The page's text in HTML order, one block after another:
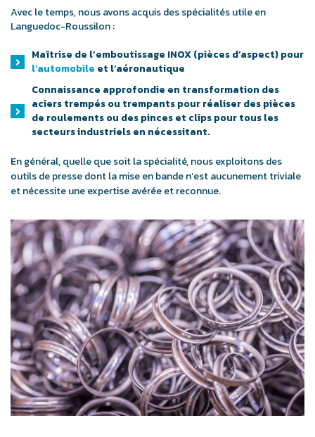
Avec le temps, nous avons acquis des spécialités utile en
Languedoc-Roussilon :
Maîtrise de l’emboutissage INOX (pièces d’aspect) pour
l’automobile et l’aéronautique
Connaissance approfondie en transformation des
aciers trempés ou trempants pour réaliser des pièces
de roulements ou des pinces et clips pour tous les
secteurs industriels en nécessitant.
En général, quelle que soit la spécialité, nous exploitons des
outils de presse dont la mise en bande n’est aucunement triviale
et nécessite une expertise avérée et reconnue.